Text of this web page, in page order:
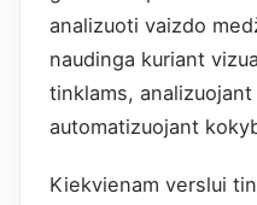
analizuoti vaizdo
naudinga kuriant
tinklams,
automatizuojant
Kiekvienam verslui